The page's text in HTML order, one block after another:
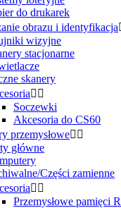
do drukarek
obrazu i identyfikacja
wizyjne
stacjonarne
skanery
 
Soczewki
Akcesoria do CS60
przemysłowe 
główne
Części zamienne
 
Przemysłowe pamięci